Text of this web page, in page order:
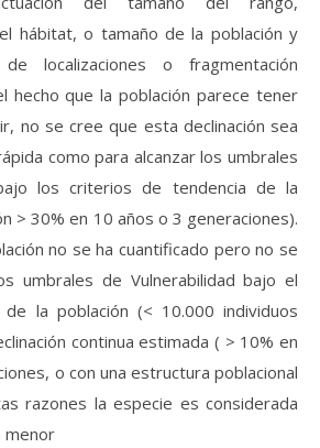
hábitat, o tamaño de la población y
localizaciones o fragmentación
hecho que la población parece tener
no se cree que esta declinación sea
como para alcanzar los umbrales
los criterios de tendencia de la
> 30% en 10 años o 3 generaciones).
no se ha cuantificado pero no se
umbrales de Vulnerabilidad bajo el
la población (< 10.000 individuos
continua estimada ( > 10% en
o con una estructura poblacional
razones la especie es considerada
menor